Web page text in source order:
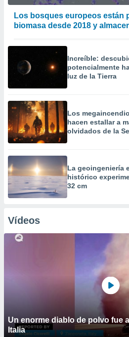
Los bosques europeos están
biomasa desde 2018 y
Increíble:
potencialmente
luz de la Tierra
Los
hacen estallar a
olvidados de la
La geoingeniería
histórico
32 cm
Vídeos
Un enorme diablo de polvo fue
Italia